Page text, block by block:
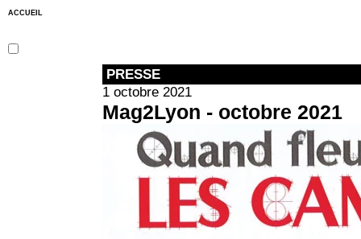
ACCUEIL
PRESSE
1 octobre 2021
Mag2Lyon - octobre 2021